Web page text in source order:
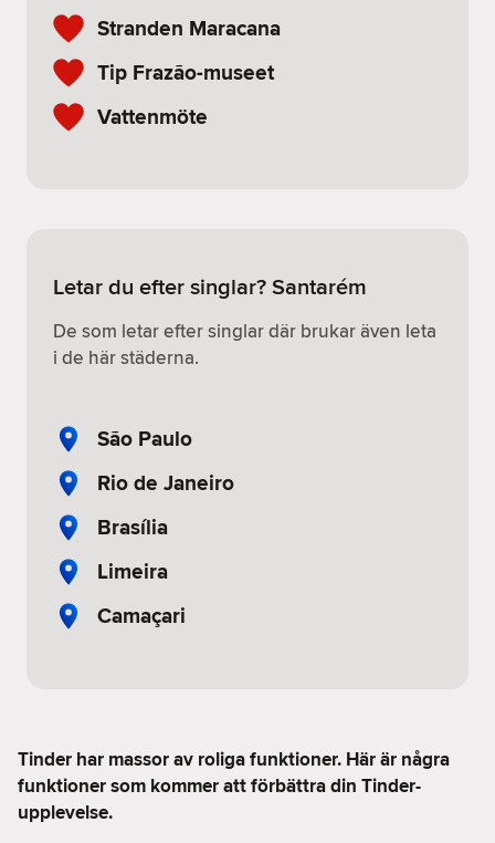
Stranden Maracana
Tip Frazão-museet
Vattenmöte
Letar du efter singlar? Santarém
De som letar efter singlar där brukar även leta
i de här städerna.
São Paulo
Rio de Janeiro
Brasília
Limeira
Camaçari
Tinder har massor av roliga funktioner. Här är några
funktioner som kommer att förbättra din Tinder-
upplevelse.